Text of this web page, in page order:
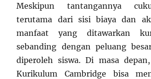
Meskipun tantangannya
terutama dari sisi biaya dan
manfaat yang ditawarkan
sebanding dengan peluang
diperoleh siswa. Di masa depan,
Kurikulum Cambridge bisa